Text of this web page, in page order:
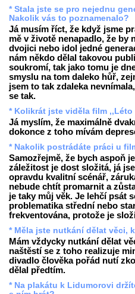
* Stala jste se pro nejednu
Nakolik vás to poznamenalo?
Já musím říct, že když jsme
mě v životě nenapadlo, že by
dvojici nebo idol jedné
nám někdo dělal takovou
soukromí, tak jako tomu je
smyslu na tom daleko hůř,
jsem to tak zdaleka
se tak.
* Kolikrát jste viděla film
Já myslím, že maximálně
dokonce z toho mívám
* Nakolik postrádáte práci u
Samozřejmě, že bych aspoň
záležitost je dost složitá, já
opravdu kvalitní scénář,
nebude chtít promarnit a
je taky můj věk. Je lehčí psát
problematika střední nebo
frekventována, protože je
* Měla jste nutkání dělat věci,
Mám vždycky nutkání dělat
naštěstí se z toho realizuje
divadlo člověka pořád nutí
dělal předtím.
* Na plakátu k Lidumorovi